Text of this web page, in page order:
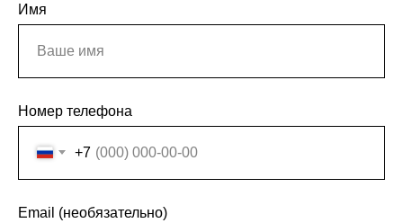
Имя
Номер телефона
+7
Email (необязательно)